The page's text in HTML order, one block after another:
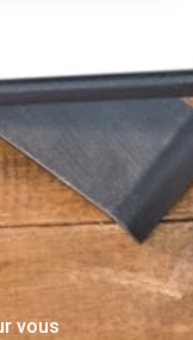
vous